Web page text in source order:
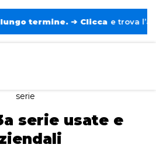
termine. ➔ Clicca e trova l’auto
serie
serie usate e